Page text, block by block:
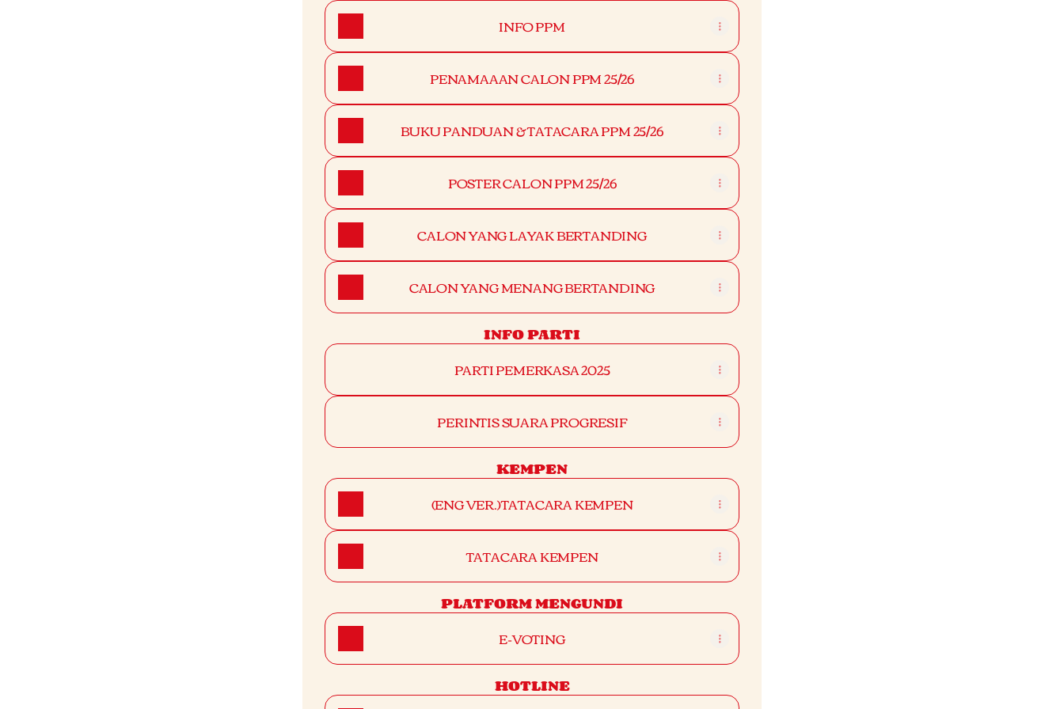
INFO PPM
PENAMAAAN CALON PPM 25/26
BUKU PANDUAN & TATACARA PPM 25/26
POSTER CALON PPM 25/26
CALON YANG LAYAK BERTANDING
CALON YANG MENANG BERTANDING
INFO PARTI
PARTI PEMERKASA 2025
PERINTIS SUARA PROGRESIF
KEMPEN
(ENG VER.)TATACARA KEMPEN
TATACARA KEMPEN
PLATFORM MENGUNDI
E-VOTING
HOTLINE